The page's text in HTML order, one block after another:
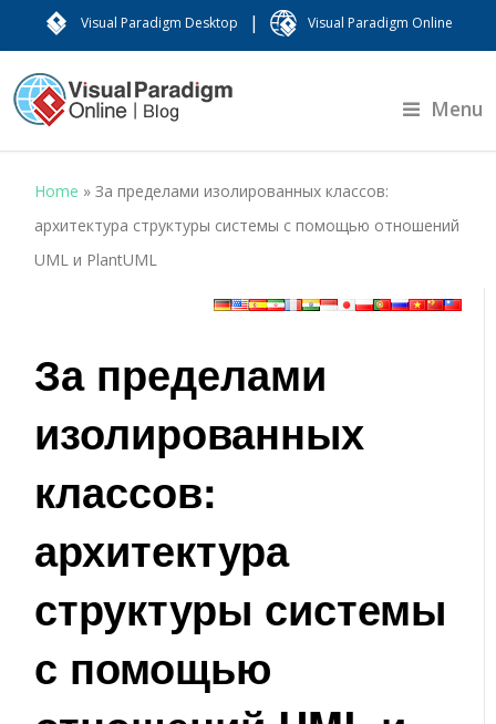
Visual Paradigm Desktop | Visual Paradigm Online
Menu
Home »За пределами изолированных классов:
архитектура структуры системы с помощью отношений
UML и PlantUML
За пределами
изолированных
классов:
архитектура
структуры системы
с помощью